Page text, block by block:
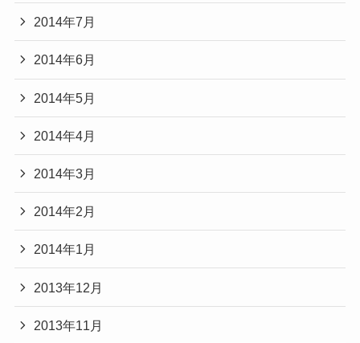
2014年7月
2014年6月
2014年5月
2014年4月
2014年3月
2014年2月
2014年1月
2013年12月
2013年11月